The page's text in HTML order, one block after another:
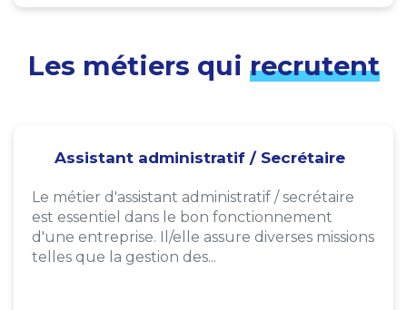
Les métiers qui recrutent
Assistant administratif / Secrétaire
Le métier d'assistant administratif / secrétaire
est essentiel dans le bon fonctionnement
d'une entreprise. Il/elle assure diverses missions
telles que la gestion des...